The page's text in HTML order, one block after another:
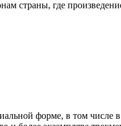
страны, где
форме, в том числе